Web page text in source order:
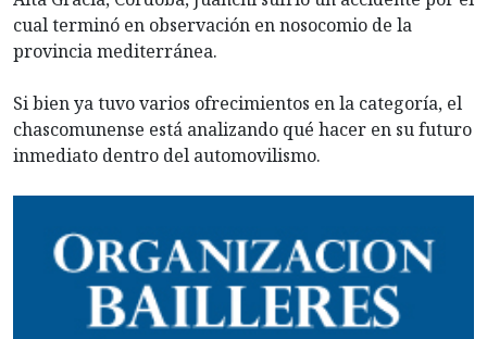
cual terminó en observación en nosocomio de la
provincia mediterránea.
Si bien ya tuvo varios ofrecimientos en la categoría, el
chascomunense está analizando qué hacer en su futuro
inmediato dentro del automovilismo.